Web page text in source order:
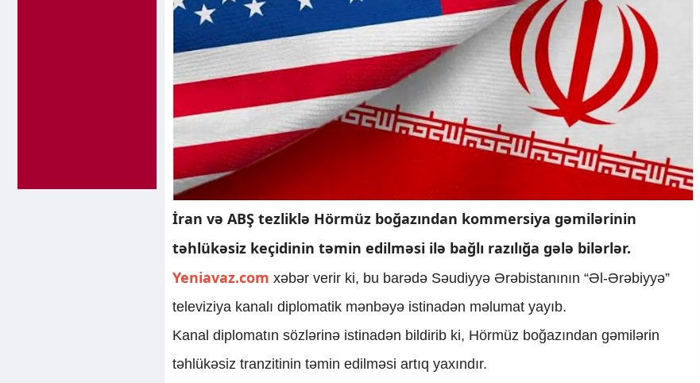
İran və ABŞ tezliklə Hörmüz boğazından kommersiya gəmilərinin
təhlükəsiz keçidinin təmin edilməsi ilə bağlı razılığa gələ bilərlər.
Yeniavaz.com xəbər verir ki, bu barədə Səudiyyə Ərəbistanının “Əl-Ərəbiyyə”
televiziya kanalı diplomatik mənbəyə istinadən məlumat yayıb.
Kanal diplomatın sözlərinə istinadən bildirib ki, Hörmüz boğazından gəmilərin
təhlükəsiz tranzitinin təmin edilməsi artıq yaxındır.